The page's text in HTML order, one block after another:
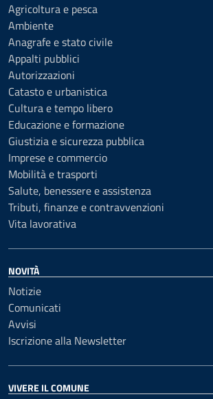
Agricoltura e pesca
Ambiente
Anagrafe e stato civile
Appalti pubblici
Autorizzazioni
Catasto e urbanistica
Cultura e tempo libero
Educazione e formazione
Giustizia e sicurezza pubblica
Imprese e commercio
Mobilità e trasporti
Salute, benessere e assistenza
Tributi, finanze e contravvenzioni
Vita lavorativa
NOVITÀ
Notizie
Comunicati
Avvisi
Iscrizione alla Newsletter
VIVERE IL COMUNE